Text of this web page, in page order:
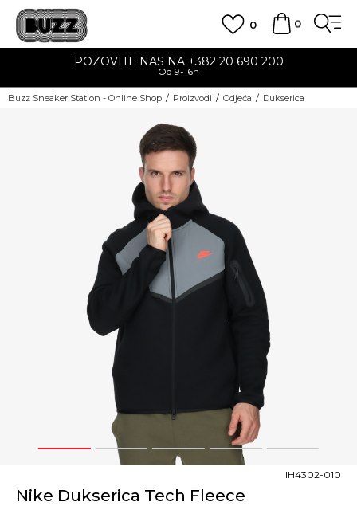
0
0
POZOVITE NAS NA +382 20 690 200
Od 9-16h
Buzz Sneaker Station - Online Shop Proizvodi Odjeća Dukserica
1 2 3 4 5
Nike Dukserica Tech Fleece
IH4302-010